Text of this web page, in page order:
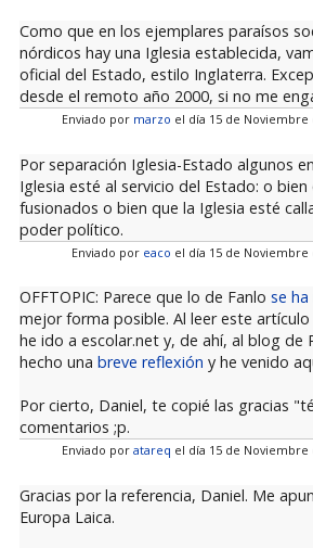
Como que en los ejemplares paraísos
nórdicos hay una Iglesia establecida,
oficial del Estado, estilo Inglaterra.
desde el remoto año 2000, si no me
Enviado por marzo el día 15 de Noviembre
Por separación Iglesia-Estado algunos
Iglesia esté al servicio del Estado: o bien
fusionados o bien que la Iglesia esté
poder político.
Enviado por eaco el día 15 de Noviembre
OFFTOPIC: Parece que lo de Fanlo se
mejor forma posible. Al leer este artículo
he ido a escolar.net y, de ahí, al blog de
hecho una breve reflexión y he venido
Por cierto, Daniel, te copié las gracias
comentarios ;p.
Enviado por atareq el día 15 de Noviembre
Gracias por la referencia, Daniel. Me
Europa Laica.